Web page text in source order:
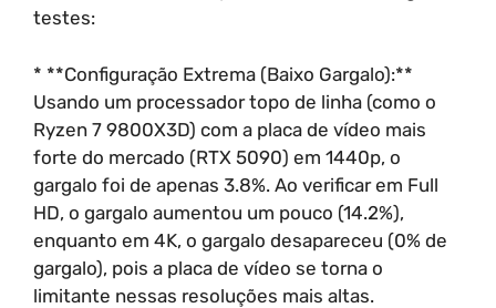
testes:
* **Configuração Extrema (Baixo Gargalo):**
Usando um processador topo de linha (como o
Ryzen 7 9800X3D) com a placa de vídeo mais
forte do mercado (RTX 5090) em 1440p, o
gargalo foi de apenas 3.8%. Ao verificar em Full
HD, o gargalo aumentou um pouco (14.2%),
enquanto em 4K, o gargalo desapareceu (0% de
gargalo), pois a placa de vídeo se torna o
limitante nessas resoluções mais altas.